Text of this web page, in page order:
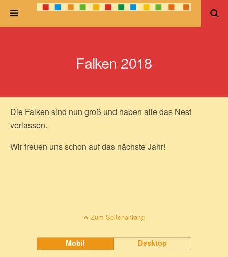
Falken 2018
Die Falken sind nun groß und haben alle das Nest
verlassen.
Wir freuen uns schon auf das nächste Jahr!
Zum Seitenanfang
Mobil Desktop